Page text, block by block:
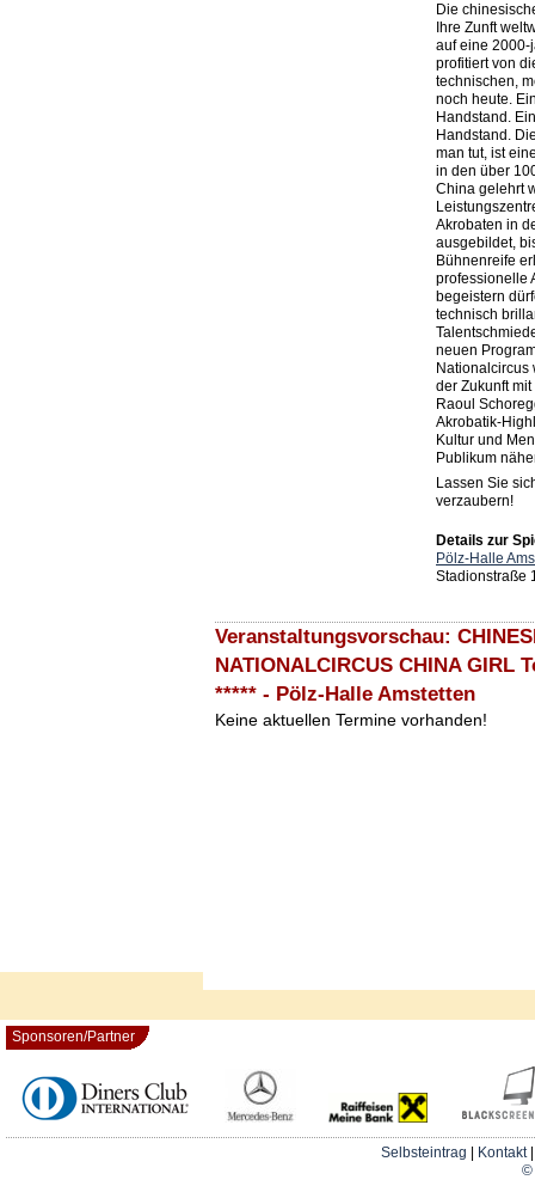
Die
Ihre Zunft
auf eine 2000-
profitiert von
technischen,
noch heute.
Handstand.
Handstand.
man tut, ist
in den über
China gelehrt
Akrobaten in
ausgebildet,
Bühnenreife
professionelle
begeistern
technisch
neuen
Nationalcircus
der Zukunft
Raoul
Akrobatik-
Kultur und
Publikum
Lassen Sie
verzaubern!
Details zur
Pölz-Halle
Stadionstraße
Veranstaltungsvorschau:
NATIONALCIRCUS CHINA GIRL
***** - Pölz-Halle Amstetten
Keine aktuellen Termine vorhanden!
Sponsoren/Partner
Selbsteintrag Kontakt
©